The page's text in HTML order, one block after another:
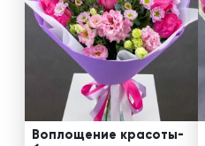
Воплощение красоты-